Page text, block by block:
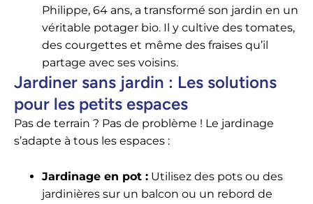
Philippe, 64 ans, a transformé son jardin en un
véritable potager bio. Il y cultive des tomates,
des courgettes et même des fraises qu’il
partage avec ses voisins.
Jardiner sans jardin : Les solutions
pour les petits espaces
Pas de terrain ? Pas de problème ! Le jardinage
s’adapte à tous les espaces :
Jardinage en pot : Utilisez des pots ou des
jardinières sur un balcon ou un rebord de